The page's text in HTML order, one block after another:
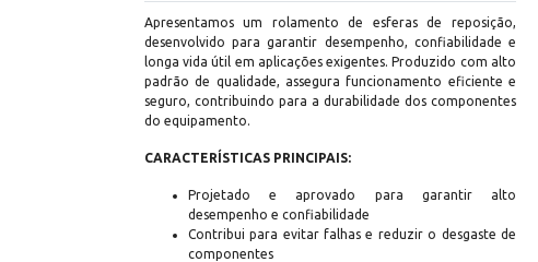
Apresentamos um rolamento de esferas de reposição,
desenvolvido para garantir desempenho, confiabilidade e
longa vida útil em aplicações exigentes. Produzido com alto
padrão de qualidade, assegura funcionamento eficiente e
seguro, contribuindo para a durabilidade dos componentes
do equipamento.
CARACTERÍSTICAS PRINCIPAIS:
Projetado e aprovado para garantir alto
desempenho e confiabilidade
Contribui para evitar falhas e reduzir o desgaste de
componentes